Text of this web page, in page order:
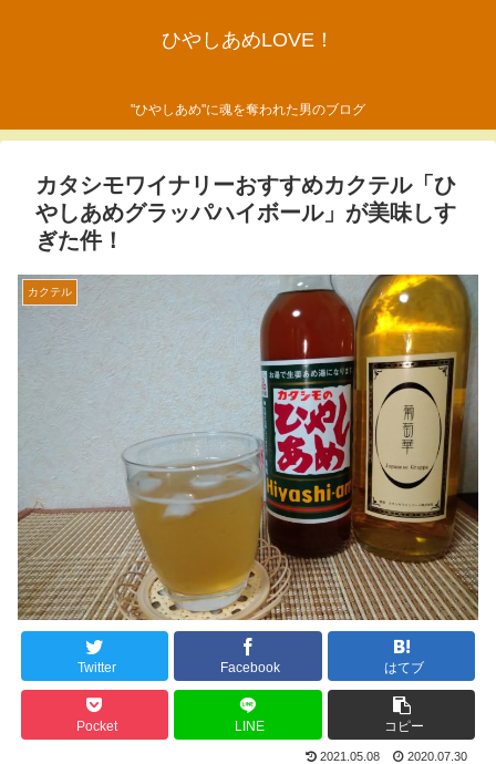
ひやしあめLOVE！
"ひやしあめ"に魂を奪われた男のブログ
カタシモワイナリーおすすめカクテル「ひ
やしあめグラッパハイボール」が美味しす
ぎた件！
カクテル
Twitter Facebook はてブ
Pocket LINE コピー
2021.05.08 2020.07.30